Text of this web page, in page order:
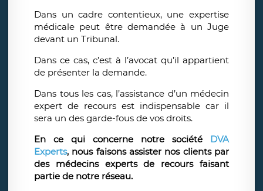
Dans un cadre contentieux, une expertise
médicale peut être demandée à un Juge
devant un Tribunal.
Dans ce cas, c’est à l’avocat qu’il appartient
de présenter la demande.
Dans tous les cas, l’assistance d’un médecin
expert de recours est indispensable car il
sera un des garde-fous de vos droits.
En ce qui concerne notre société
DVA
Experts, nous faisons assister nos clients par
des médecins experts de recours faisant
partie de notre réseau.